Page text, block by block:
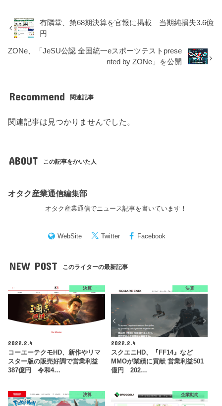
有隣堂、第68期決算を官報に掲載 当期純損失3.6億
円
ZONe、「JeSU公認 全国統一eスポーツテストprese
nted by ZONe」を公開
Recommend 関連記事
関連記事は見つかりませんでした。
ABOUT この記事をかいた人
オタク産業通信編集部
オタク産業通信でニュース記事を書いています！
WebSite Twitter Facebook
NEW POST このライターの最新記事
決算
2022.2.4
コーエーテクモHD、新作やリマ
スター版の販売好調で営業利益
387億円 令和4…
決算
2022.2.4
スクエニHD、『FF14』など
MMOが業績に貢献 営業利益501
億円 202…
決算 企業動向